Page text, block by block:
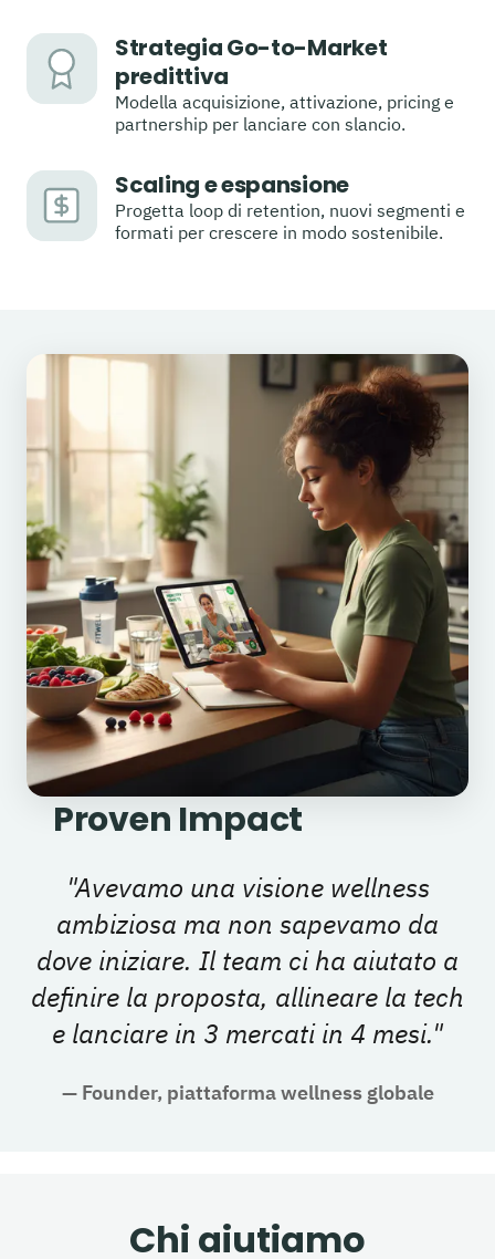
Strategia Go-to-Market
predittiva
Modella acquisizione, attivazione, pricing e
partnership per lanciare con slancio.
Scaling e espansione
Progetta loop di retention, nuovi segmenti e
formati per crescere in modo sostenibile.
Proven Impact
"Avevamo una visione wellness
ambiziosa ma non sapevamo da
dove iniziare. Il team ci ha aiutato a
definire la proposta, allineare la tech
e lanciare in 3 mercati in 4 mesi."
— Founder, piattaforma wellness globale
Chi aiutiamo